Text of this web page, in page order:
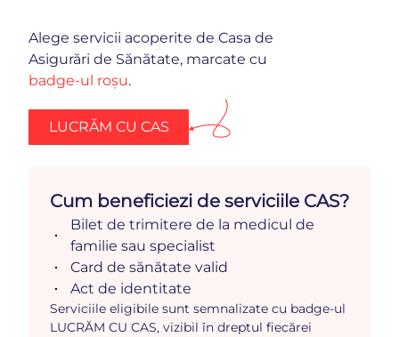
Alege servicii acoperite de Casa de
Asigurări de Sănătate, marcate cu
badge-ul roșu.
LUCRĂM CU CAS
Cum beneficiezi de serviciile CAS?
Bilet de trimitere de la medicul de
familie sau specialist
Card de sănătate valid
Act de identitate
Serviciile eligibile sunt semnalizate cu badge-ul
LUCRĂM CU CAS, vizibil în dreptul fiecărei